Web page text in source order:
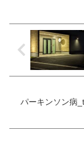
パーキンソン病